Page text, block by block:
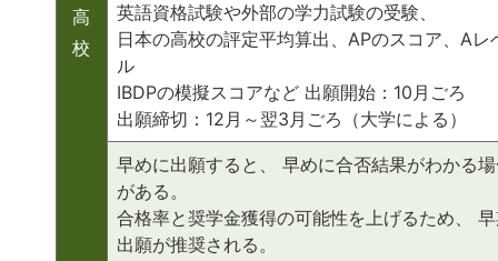
高
校
英語資格試験や外部の学力試験の受験、
日本の高校の評定平均算出、APのスコア、Aレ
ル
IBDPの模擬スコアなど 出願開始：10月ごろ
出願締切：12月～翌3月ごろ（大学による）
早めに出願すると、 早めに合否結果がわかる
がある。
合格率と奨学金獲得の可能性を上げるため、
出願が推奨される。